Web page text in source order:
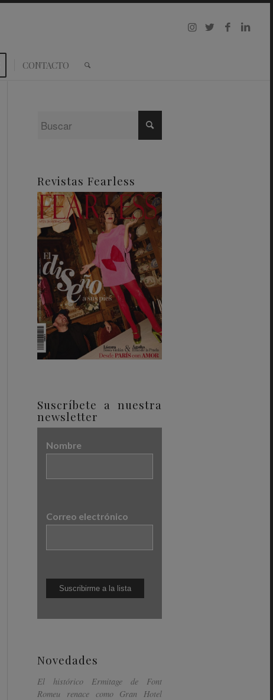
CONTACTO
Revistas Fearless
Suscríbete a nuestra
newsletter
Nombre
Correo electrónico
Novedades
El histórico Ermitage de Font
Romeu renace como Gran Hotel